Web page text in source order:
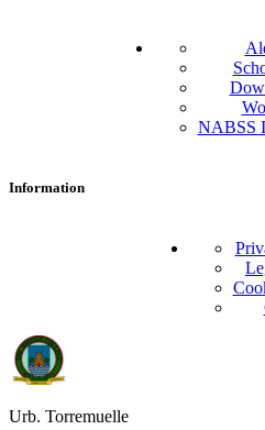
NABSS
Information
Urb. Torremuelle